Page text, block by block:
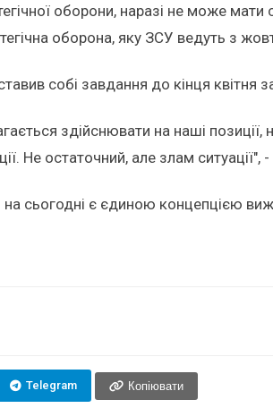
оборони, наразі не може мати
оборона, яку ЗСУ ведуть з
собі завдання до кінця
здійснювати на наші
остаточний, але злам ситуації", -
сьогодні є єдиною концепцією
Telegram Копіювати